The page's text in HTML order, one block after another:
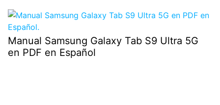
Manual Samsung Galaxy Tab S9 Ultra 5G
en PDF en Español